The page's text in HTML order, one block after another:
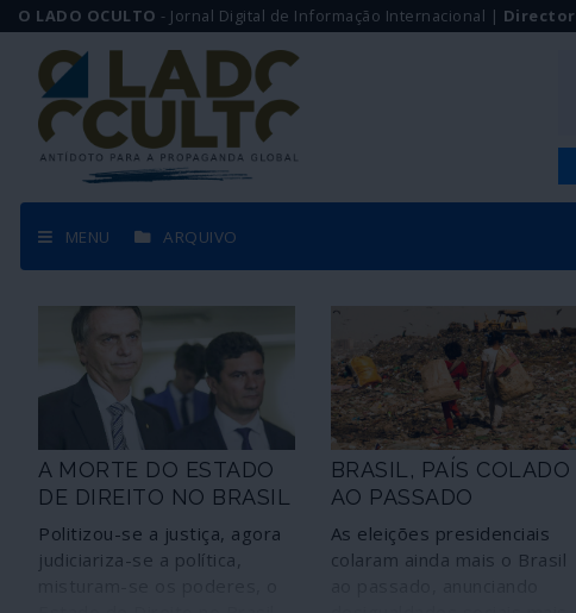
O LADO OCULTO - Jornal Digital de Informação Internacional | Director
MENU ARQUIVO
A MORTE DO ESTADO
DE DIREITO NO BRASIL
Politizou-se a justiça, agora
judiciariza-se a política,
BRASIL, PAÍS COLADO
AO PASSADO
As eleições presidenciais
colaram ainda mais o Brasil